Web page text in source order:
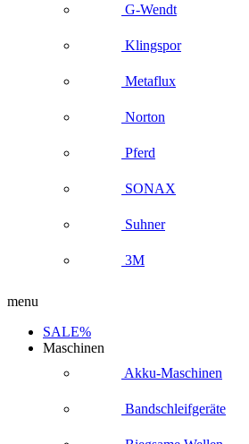
G-Wendt
Klingspor
Metaflux
Norton
Pferd
SONAX
Suhner
3M
menu
SALE%
Maschinen
Akku-Maschinen
Bandschleifgeräte